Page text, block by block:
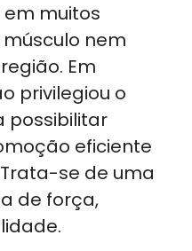
em muitos
nem
Em
privilegiou o
possibilitar
eficiente
se de uma
de força,